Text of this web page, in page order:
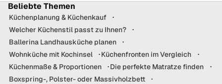
Beliebte Themen
Küchenplanung & Küchenkauf
Welcher Küchenstil passt zu Ihnen?
Ballerina Landhausküche planen
Wohnküche mit Kochinsel
Küchenfronten im Vergleich
Küchenmaße & Proportionen
Die perfekte Matratze finden
Boxspring-, Polster- oder Massivholzbett